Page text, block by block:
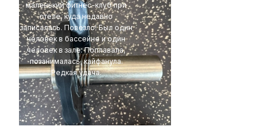
маленький фитнес-клуб при
отеле, куда недавно
записалась. Повезло! Был один
человек в бассейне и один
человек в зале. Поплавала,
позанималась, кайфанула.
Редкая удача.
t1r1